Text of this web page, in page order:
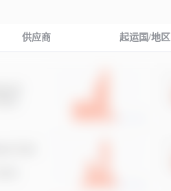
供应商 起运国/地区